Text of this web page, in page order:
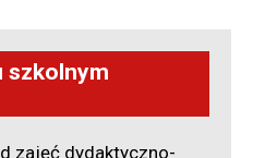
szkolnym
zajęć dydaktyczno-